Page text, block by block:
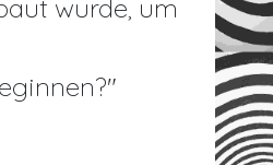
wurde, um